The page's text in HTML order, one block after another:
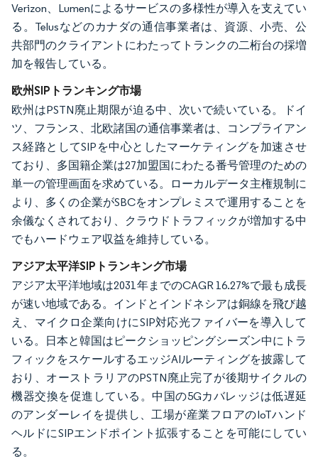
Verizon、Lumenによるサービスの多様性が導入を支えてい
る。Telusなどのカナダの通信事業者は、資源、小売、公
共部門のクライアントにわたってトランクの二桁台の採増
加を報告している。
欧州SIPトランキング市場
欧州はPSTN廃止期限が迫る中、次いで続いている。ドイ
ツ、フランス、北欧諸国の通信事業者は、コンプライアン
ス経路としてSIPを中心としたマーケティングを加速させ
ており、多国籍企業は27加盟国にわたる番号管理のための
単一の管理画面を求めている。ローカルデータ主権規制に
より、多くの企業がSBCをオンプレミスで運用することを
余儀なくされており、クラウドトラフィックが増加する中
でもハードウェア収益を維持している。
アジア太平洋SIPトランキング市場
アジア太平洋地域は2031年までのCAGR 16.27%で最も成長
が速い地域である。インドとインドネシアは銅線を飛び越
え、マイクロ企業向けにSIP対応光ファイバーを導入して
いる。日本と韓国はピークショッピングシーズン中にトラ
フィックをスケールするエッジAIルーティングを披露して
おり、オーストラリアのPSTN廃止完了が後期サイクルの
機器交換を促進している。中国の5Gカバレッジは低遅延
のアンダーレイを提供し、工場が産業フロアのIoTハンド
ヘルドにSIPエンドポイント拡張することを可能にしてい
る。